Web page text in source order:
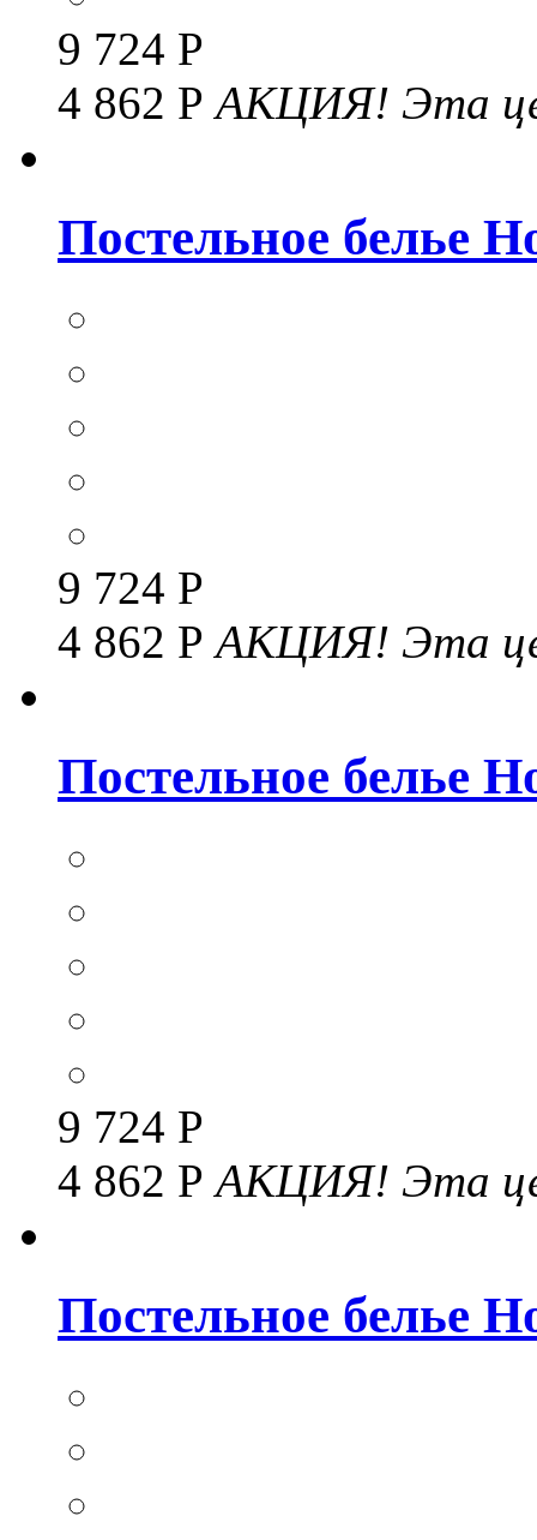
9 724 Р
4 862 РАКЦИЯ! Эта
Постельное белье
9 724 Р
4 862 РАКЦИЯ! Эта
Постельное белье
9 724 Р
4 862 РАКЦИЯ! Эта
Постельное белье